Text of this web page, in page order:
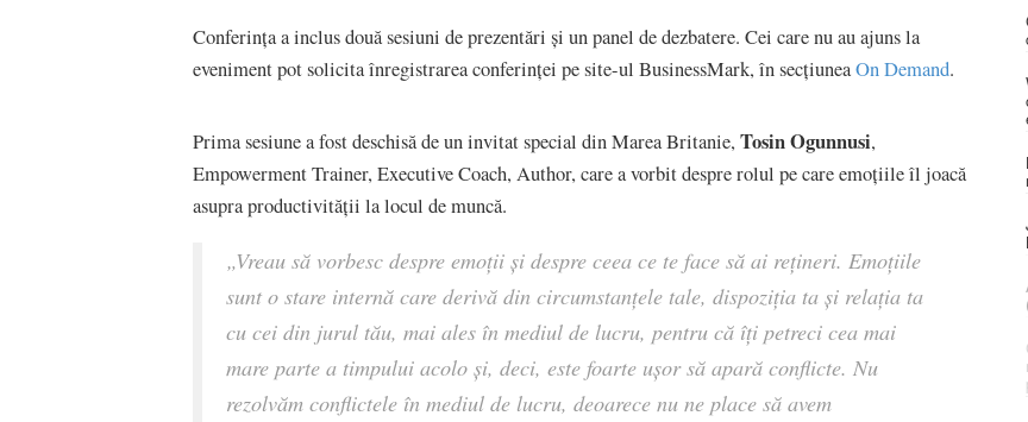
Conferința a inclus două sesiuni de prezentări și un panel de dezbatere. Cei care nu au ajuns la
eveniment pot solicita înregistrarea conferinței pe site-ul BusinessMark, în secțiuneaOn Demand.
Prima sesiune a fost deschisă de un invitat special din Marea Britanie, Tosin Ogunnusi,
Empowerment Trainer, Executive Coach, Author, care a vorbit despre rolul pe care emoțiile îl joacă
asupra productivității la locul de muncă.
„Vreau să vorbesc despre emoții și despre ceea ce te face să ai rețineri. Emoțiile
sunt o stare internă care derivă din circumstanțele tale, dispoziția ta și relația ta
cu cei din jurul tău, mai ales în mediul de lucru, pentru că îți petreci cea mai
mare parte a timpului acolo și, deci, este foarte ușor să apară conflicte. Nu
rezolvăm conflictele în mediul de lucru, deoarece nu ne place să avem